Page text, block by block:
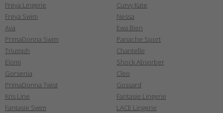
Freya Lingerie
Freya Swim
Ava
PrimaDonna Swim
Triumph
Elomi
Gorsenia
PrimaDonna Twist
Kris Line
Fantasie Swim
Curvy Kate
Nessa
Ewa Bien
Panache Sport
Chantelle
Shock Absorber
Cleo
Gossard
Fantasie Lingerie
LACE Lingerie